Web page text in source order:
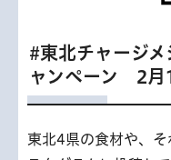
#東北チャージ
ャンペーン 2月
東北4県の食材や、